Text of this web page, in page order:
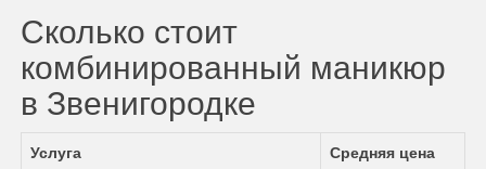
Сколько стоит
комбинированный маникюр
в Звенигородке
Услуга Средняя цена